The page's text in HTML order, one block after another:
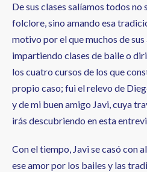
De sus clases salíamos todos
folclore, sino amando esa
motivo por el que muchos de
impartiendo clases de baile o
los cuatro cursos de los que
propio caso; fui el relevo de
y de mi buen amigo Javi, cuya
irás descubriendo en esta
Con el tiempo, Javi se casó con
ese amor por los bailes y las